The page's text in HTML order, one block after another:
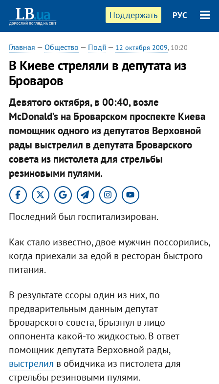
Поддержать РУС
Главная — Общество — Події— 12 октября 2009, 10:20
В Киеве стреляли в депутата из
Броваров
Девятого октября, в 00:40, возле
McDonald’s на Броварском проспекте Киева
помощник одного из депутатов Верховной
рады выстрелил в депутата Броварского
совета из пистолета для стрельбы
резиновыми пулями.
Последний был госпитализирован.
Как стало известно, двое мужчин поссорились,
когда приехали за едой в ресторан быстрого
питания.
В результате ссоры один из них, по
предварительным данным депутат
Броварского совета, брызнул в лицо
оппонента какой-то жидкостью. В ответ
помощник депутата Верховной рады,
выстрелил в обидчика из пистолета для
стрельбы резиновыми пулями.